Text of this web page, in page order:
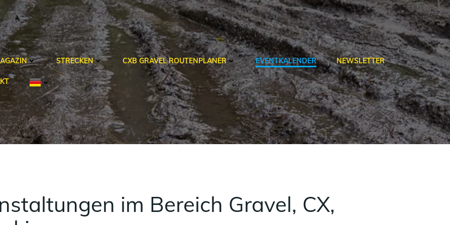
STRECKEN CXB GRAVEL ROUTENPLANER EVENTKALENDER NEWSLETTER
im Bereich Gravel, CX,